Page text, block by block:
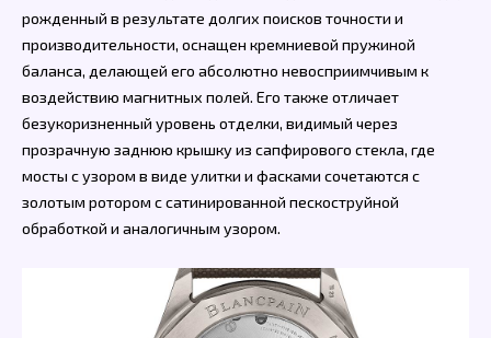
рожденный в результате долгих поисков точности и
производительности, оснащен кремниевой пружиной
баланса, делающей его абсолютно невосприимчивым к
воздействию магнитных полей. Его также отличает
безукоризненный уровень отделки, видимый через
прозрачную заднюю крышку из сапфирового стекла, где
мосты с узором в виде улитки и фасками сочетаются с
золотым ротором с сатинированной пескоструйной
обработкой и аналогичным узором.